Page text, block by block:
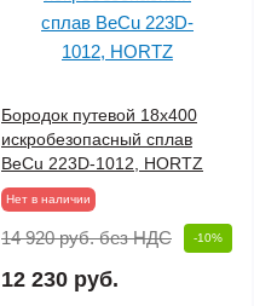
Бородок путевой 18х400
искробезопасный сплав
BeCu 223D-1012, HORTZ
Нет в наличии
14 920 руб.без НДС -10%
12 230 руб.